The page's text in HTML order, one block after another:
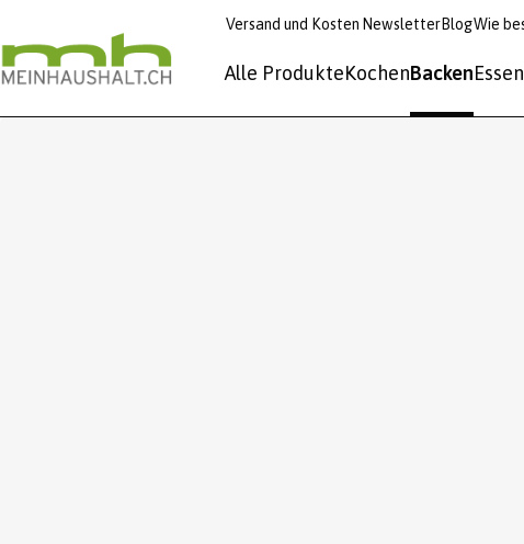
Versand und Kosten NewsletterBlogWie
Alle ProdukteKochenBackenEssen